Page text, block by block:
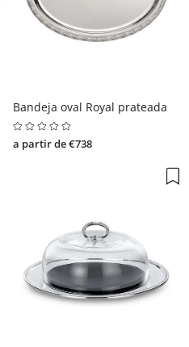
Bandeja oval Royal prateada
a partir de €738